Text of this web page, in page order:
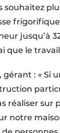
souhaitez
jusqu’à
que le
: « Si
réaliser sur
notre